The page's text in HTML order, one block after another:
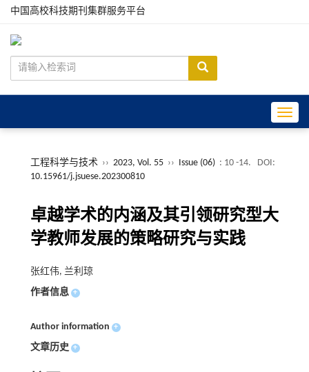
中国高校科技期刊集群服务平台
工程科学与技术 ›› 2023, Vol. 55 ›› Issue (06) : 10 -14.
DOI:
10.15961/j.jsuese.202300810
卓越学术的内涵及其引领研究型大
学教师发展的策略研究与实践
张红伟, 兰利琼
作者信息 +
Author information +
文章历史 +